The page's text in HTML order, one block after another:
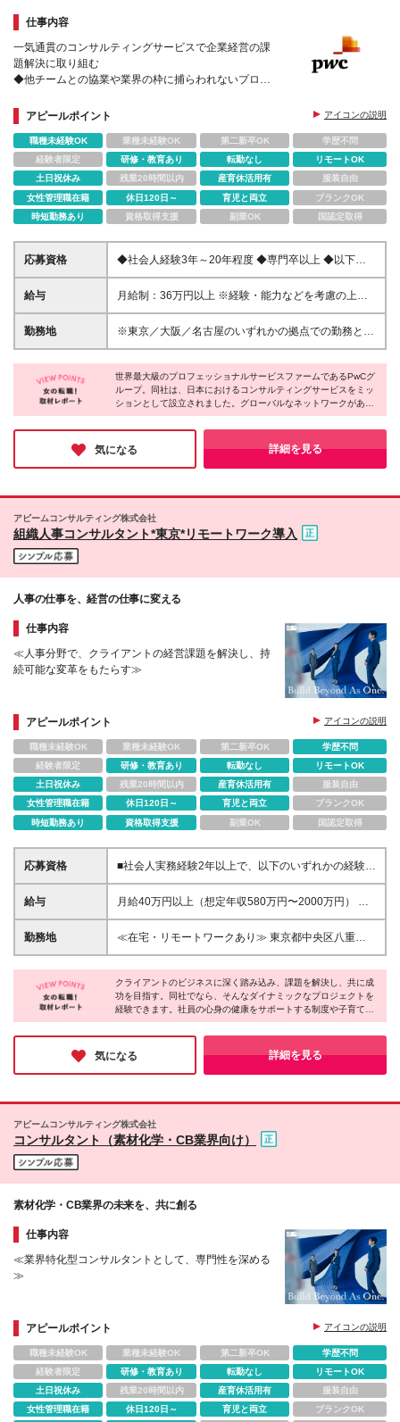
仕事内容
一気通貫のコンサルティングサービスで企業経営の課
題解決に取り組む
◆他チームとの協業や業界の枠に捕らわれないプロジ
◆自身が選択できるキャリアパス
◆産育休復帰後の支援体制も万全
アピールポイント アイコンの説明
職種未経験OK 業種未経験OK 第二新卒OK
学歴不問
経験者限定
研修・教育あり 転勤なし
リモートOK
土日祝休み
残業20時間以内 産育休活用有
服装自由
女性管理職在籍
休日120日～ 育児と両立
ブランクOK
時短勤務あり
資格取得支援 副業OK 国認定取得
応募資格
◆社会人経験3年～20年程度 ◆専門卒以上 ◆以下い
ずれかのご経験 ・各領域において、コンサルティン
グファームにおけるコンサルタントとしての実務経験
プライチェーン/マーケティング/営業企画/財務経理/
原価管理等、もしくはSIerにおいてこれらのパッケー
給与
月給制：36万円以上 ※経験・能力などを考慮の上、
決定いたします。 ※みなし残業30時間含む。 30時
間を超える時間外労働分についての割増賃金は追加で
勤務地
※東京／大阪／名古屋のいずれかの拠点での勤務とな
ります ※各領域により異なりますので、詳細はお問合
せください 【本社】 東京都千代田区大手町1-2-1
Otemachi One タワー 【大阪オフィス】 大阪市北区
大深町4-20 グランフロント大阪 タワー A 36階 【名古
屋オフィス】 愛知県名古屋市中村区名駅1-1-4 JRセ
ントラルタワーズ 38階
世界最大級のプロフェッショナルサービスファームであるPwCグ
ループ。同社は、日本におけるコンサルティングサービスをミッ
ションとして設立されました。グローバルなネットワークがあ
り、意欲やスキルがあれば海外への異動やマネジメント職へのキ
ャリアアップも可能。ベビーシッターの利用補助や産育休制度な
ど、子育てをしながら働ける環境も整っておりライフイベントを
迎えても長くキャリアを築いていける会社だと感じました。
気になる 詳細を見る
アビームコンサルティング株式会社
組織人事コンサルタント*東京*リモートワーク導入
人事の仕事を、経営の仕事に変える
仕事内容
≪人事分野で、クライアントの経営課題を解決し、持
続可能な変革をもたらす≫
アピールポイント アイコンの説明
職種未経験OK 業種未経験OK 第二新卒OK
学歴不問
経験者限定
研修・教育あり 転勤なし
リモートOK
土日祝休み
残業20時間以内 産育休活用有
服装自由
女性管理職在籍
休日120日～ 育児と両立
ブランクOK
時短勤務あり
資格取得支援 副業OK 国認定取得
応募資格
■社会人実務経験2年以上で、以下のいずれかの経験を
満たす方 ・コンサルティングファーム/シンクタンク
において、人事領域でのITまたは業務コンサルティン
ッケージ開発経験 ・SAP導入経験（人事領域以外も
歓迎） ・事業会社人事の経験 ・BPOサービス企業で
給与
月給40万円以上（想定年収580万円〜2000万円） ※
経験・能力を考慮の上、当社規定により決定します。
※賞与年2回支給 ※試用期間：原則6ヶ月（試用期間中
勤務地
≪在宅・リモートワークあり≫ 東京都中央区八重洲
二丁目2番1号 東京ミッドタウン八重洲 八重洲セント
ラルタワー15階 ※プロジェクトによりその他全国、
海外あり ※在宅勤務制度、リモートワーク制度あり
（変更の範囲）上記除く当社関連勤務地
クライアントのビジネスに深く踏み込み、課題を解決し、共に成
功を目指す。同社でなら、そんなダイナミックなプロジェクトを
経験できます。社員の心身の健康をサポートする制度や子育て支
援など完備。福利厚生が充実しており、仕事にもプライベートに
も手を抜きたくない女性が長く働ける環境があります！
気になる 詳細を見る
アビームコンサルティング株式会社
コンサルタント（素材化学・CB業界向け）
素材化学・CB業界の未来を、共に創る
仕事内容
≪業界特化型コンサルタントとして、専門性を深める
≫
アピールポイント アイコンの説明
職種未経験OK 業種未経験OK 第二新卒OK
学歴不問
経験者限定
研修・教育あり 転勤なし
リモートOK
土日祝休み
残業20時間以内 産育休活用有
服装自由
女性管理職在籍
休日120日～ 育児と両立 ブランクOK